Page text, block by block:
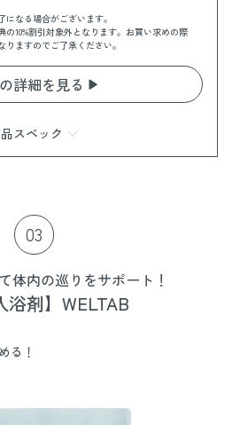
なる場合がございます。
10%割引対象外となります。お買い求めの際
ますのでご了承ください。
詳細を見る
スペック
テル
03
体内の巡りをサポート！
浴剤】WELTAB
る！